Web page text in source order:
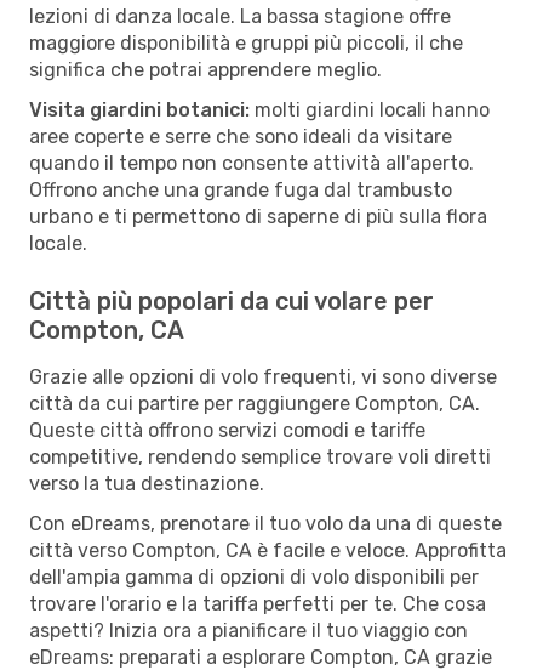
lezioni di danza locale. La bassa stagione offre
maggiore disponibilità e gruppi più piccoli, il che
significa che potrai apprendere meglio.
Visita giardini botanici: molti giardini locali hanno
aree coperte e serre che sono ideali da visitare
quando il tempo non consente attività all'aperto.
Offrono anche una grande fuga dal trambusto
urbano e ti permettono di saperne di più sulla flora
locale.
Città più popolari da cui volare per
Compton, CA
Grazie alle opzioni di volo frequenti, vi sono diverse
città da cui partire per raggiungere Compton, CA.
Queste città offrono servizi comodi e tariffe
competitive, rendendo semplice trovare voli diretti
verso la tua destinazione.
Con eDreams, prenotare il tuo volo da una di queste
città verso Compton, CA è facile e veloce. Approfitta
dell'ampia gamma di opzioni di volo disponibili per
trovare l'orario e la tariffa perfetti per te. Che cosa
aspetti? Inizia ora a pianificare il tuo viaggio con
eDreams: preparati a esplorare Compton, CA grazie